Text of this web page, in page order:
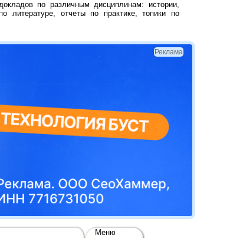
по различным дисциплинам: истории,
литературе, отчеты по практике, топики по
Реклама
Меню